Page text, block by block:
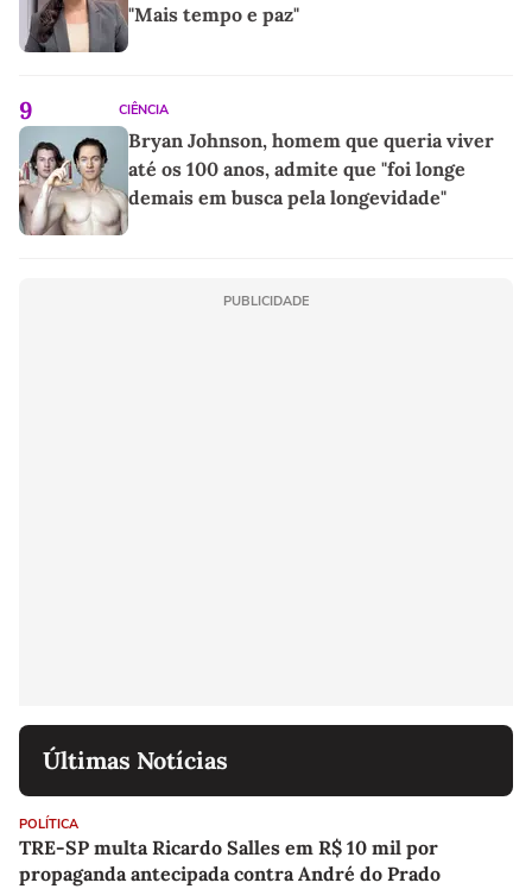
"Mais tempo e paz"
9 CIÊNCIA
Bryan Johnson, homem que queria viver
até os 100 anos, admite que "foi longe
demais em busca pela longevidade"
PUBLICIDADE
Últimas Notícias
POLÍTICA
TRE-SP multa Ricardo Salles em R$ 10 mil por
propaganda antecipada contra André do Prado